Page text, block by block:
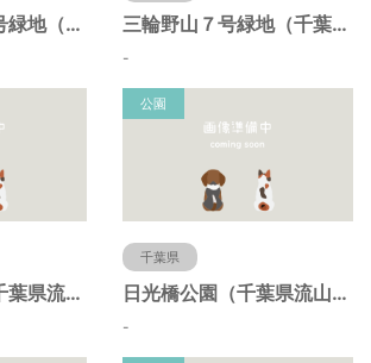
三輪野山７－２号緑地（千葉県流山市） 三輪野山７号緑地（千葉県流山市）
-
初石４号緑地（千葉県流山市）
公園
千葉県
日光橋公園（千葉県流山市）
-